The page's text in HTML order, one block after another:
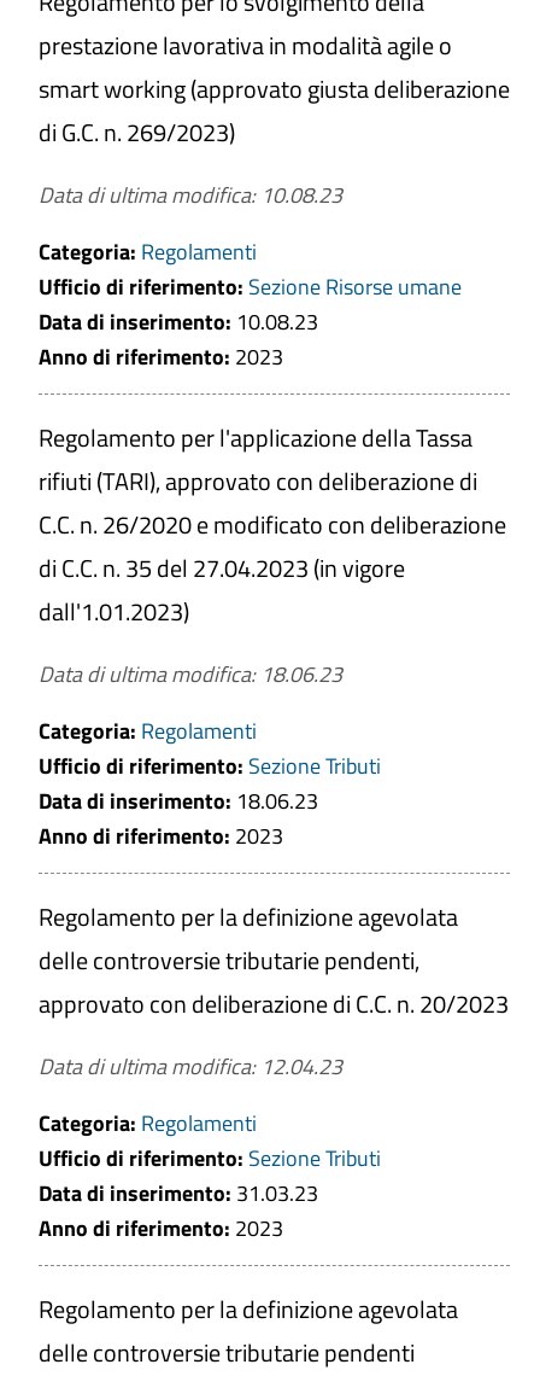
prestazione lavorativa in modalità agile o
smart working (approvato giusta deliberazione
di G.C. n. 269/2023)
Data di ultima modifica: 10.08.23
Categoria: Regolamenti
Ufficio di riferimento: Sezione Risorse umane
Data di inserimento: 10.08.23
Anno di riferimento: 2023
Regolamento per l'applicazione della Tassa
rifiuti (TARI), approvato con deliberazione di
C.C. n. 26/2020 e modificato con deliberazione
di C.C. n. 35 del 27.04.2023 (in vigore
dall'1.01.2023)
Data di ultima modifica: 18.06.23
Categoria: Regolamenti
Ufficio di riferimento: Sezione Tributi
Data di inserimento: 18.06.23
Anno di riferimento: 2023
Regolamento per la definizione agevolata
delle controversie tributarie pendenti,
approvato con deliberazione di C.C. n. 20/2023
Data di ultima modifica: 12.04.23
Categoria: Regolamenti
Ufficio di riferimento: Sezione Tributi
Data di inserimento: 31.03.23
Anno di riferimento: 2023
Regolamento per la definizione agevolata
delle controversie tributarie pendenti